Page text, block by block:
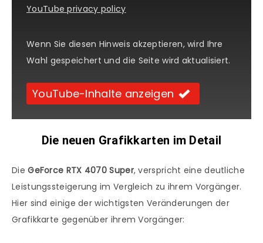
YouTube privacy policy
Wenn Sie diesen Hinweis akzeptieren, wird Ihre
Wahl gespeichert und die Seite wird aktualisiert.
YouTube-Inhalte anzeigen
Die neuen Grafikkarten im Detail
DieGeForce RTX 4070 Super, verspricht eine deutliche
Leistungssteigerung im Vergleich zu ihrem Vorgänger.
Hier sind einige der wichtigsten Veränderungen der
Grafikkarte gegenüber ihrem Vorgänger: